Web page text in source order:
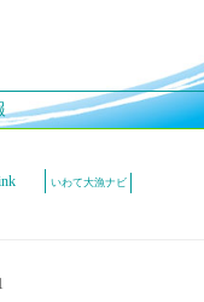
いわて大漁ナビ